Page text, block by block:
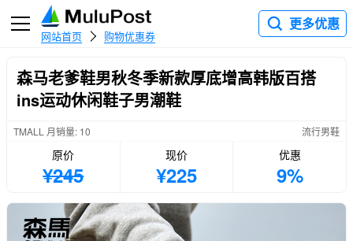
网站首页 购物优惠券
更多优惠
森马老爹鞋男秋冬季新款厚底增高韩版百搭
ins运动休闲鞋子男潮鞋
TMALL 月销量: 10 流行男鞋
原价
¥245
现价
¥225
优惠
9%